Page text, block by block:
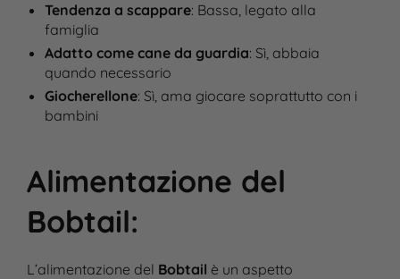
Tendenza a scappare: Bassa, legato alla
famiglia
Adatto come cane da guardia: Sì, abbaia
quando necessario
Giocherellone: Sì, ama giocare soprattutto con i
bambini
Alimentazione del
Bobtail:
L’alimentazione del Bobtail è un aspetto